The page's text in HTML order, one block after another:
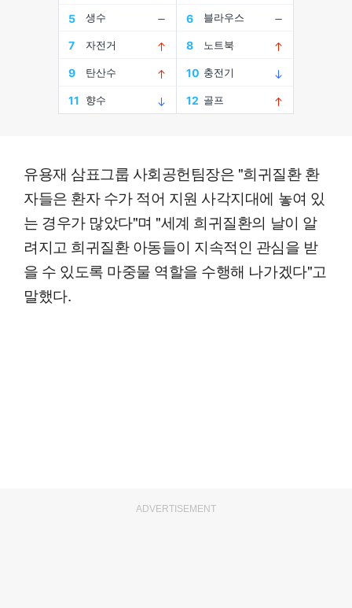
유용재 삼표그룹 사회공헌팀장은 "희귀질환 환
자들은 환자 수가 적어 지원 사각지대에 놓여 있
는 경우가 많았다"며 "세계 희귀질환의 날이 알
려지고 희귀질환 아동들이 지속적인 관심을 받
을 수 있도록 마중물 역할을 수행해 나가겠다"고
말했다.
ADVERTISEMENT